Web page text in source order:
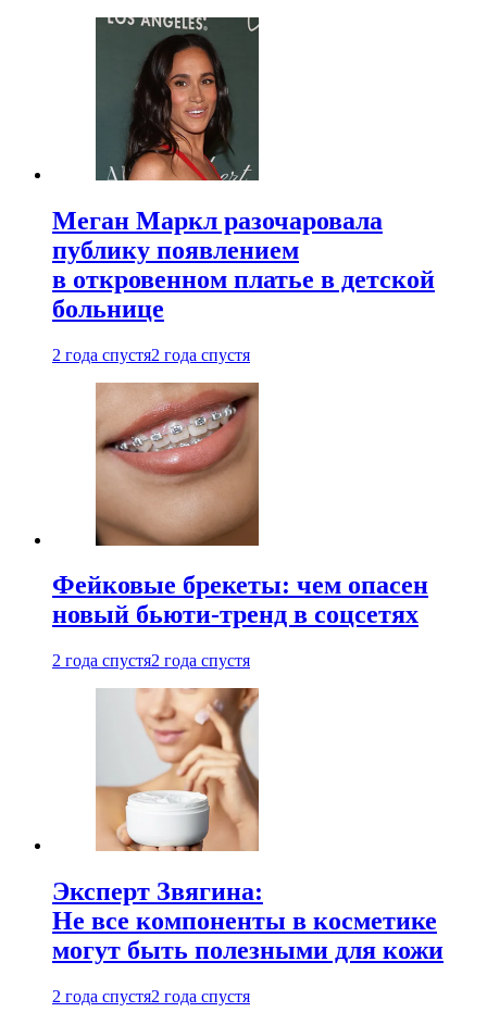
Меган Маркл разочаровала
публику появлением
в откровенном платье в детской
больнице
2 года спустя2 года спустя
Фейковые брекеты: чем опасен
новый бьюти-тренд в соцсетях
2 года спустя2 года спустя
Эксперт Звягина:
Не все компоненты в косметике
могут быть полезными для кожи
2 года спустя2 года спустя